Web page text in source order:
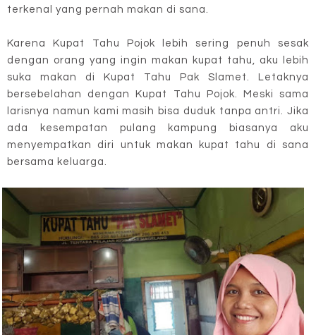
terkenal yang pernah makan di sana.
Karena Kupat Tahu Pojok lebih sering penuh sesak
dengan orang yang ingin makan kupat tahu, aku lebih
suka makan di Kupat Tahu Pak Slamet. Letaknya
bersebelahan dengan Kupat Tahu Pojok. Meski sama
larisnya namun kami masih bisa duduk tanpa antri. Jika
ada kesempatan pulang kampung biasanya aku
menyempatkan diri untuk makan kupat tahu di sana
bersama keluarga.